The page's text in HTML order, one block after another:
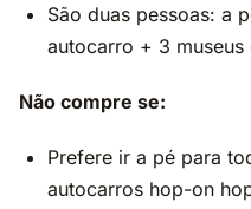
São duas pessoas: a
autocarro + 3
Não compre se:
Prefere ir a pé para
autocarros hop-on